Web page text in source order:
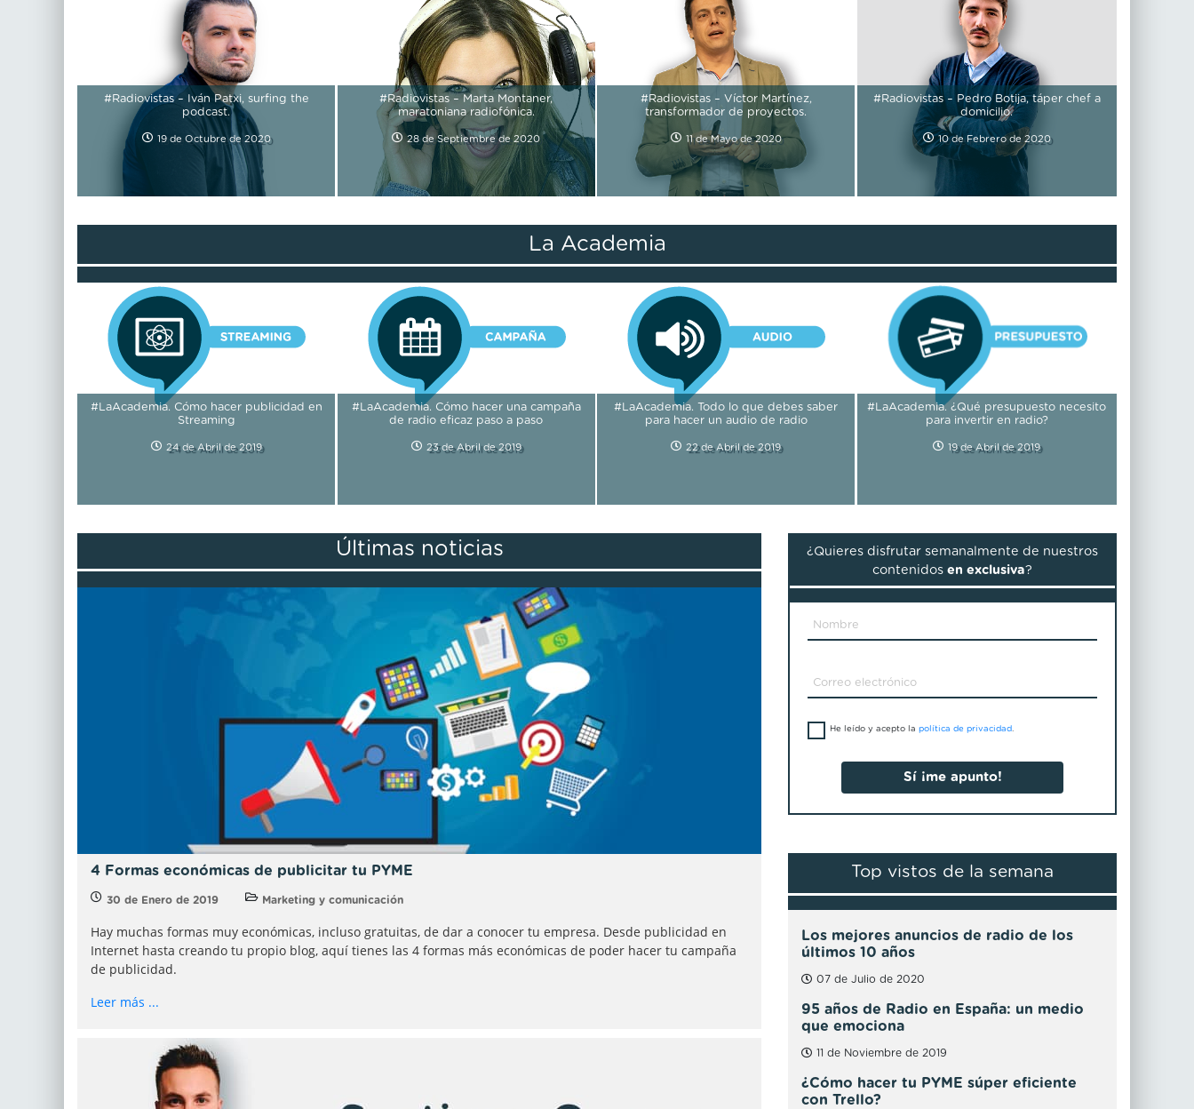
#Radiovistas – Iván Patxi, surfing the
podcast.
19 de Octubre de 2020
#Radiovistas – Marta Montaner,
maratoniana radiofónica.
28 de Septiembre de 2020
#Radiovistas – Víctor Martínez,
transformador de proyectos.
11 de Mayo de 2020
#Radiovistas – Pedro Botija, táper chef a
domicilio.
10 de Febrero de 2020
La Academia
#LaAcademia. Cómo hacer publicidad en
Streaming
24 de Abril de 2019
#LaAcademia. Cómo hacer una campaña
de radio eficaz paso a paso
23 de Abril de 2019
#LaAcademia. Todo lo que debes saber
para hacer un audio de radio
22 de Abril de 2019
#LaAcademia. ¿Qué presupuesto necesito
para invertir en radio?
19 de Abril de 2019
Últimas noticias
4 Formas económicas de publicitar tu PYME
30 de Enero de 2019 Marketing y comunicación
Hay muchas formas muy económicas, incluso gratuitas, de dar a conocer tu empresa. Desde publicidad en
Internet hasta creando tu propio blog, aquí tienes las 4 formas más económicas de poder hacer tu campaña
de publicidad.
Leer más ...
¿Quieres disfrutar semanalmente de nuestros
contenidos en exclusiva?
He leído y acepto la política de privacidad
Sí ¡me apunto!
Top vistos de la semana
Los mejores anuncios de radio de los
últimos 10 años
07 de Julio de 2020
95 años de Radio en España: un medio
que emociona
11 de Noviembre de 2019
¿Cómo hacer tu PYME súper eficiente
con Trello?